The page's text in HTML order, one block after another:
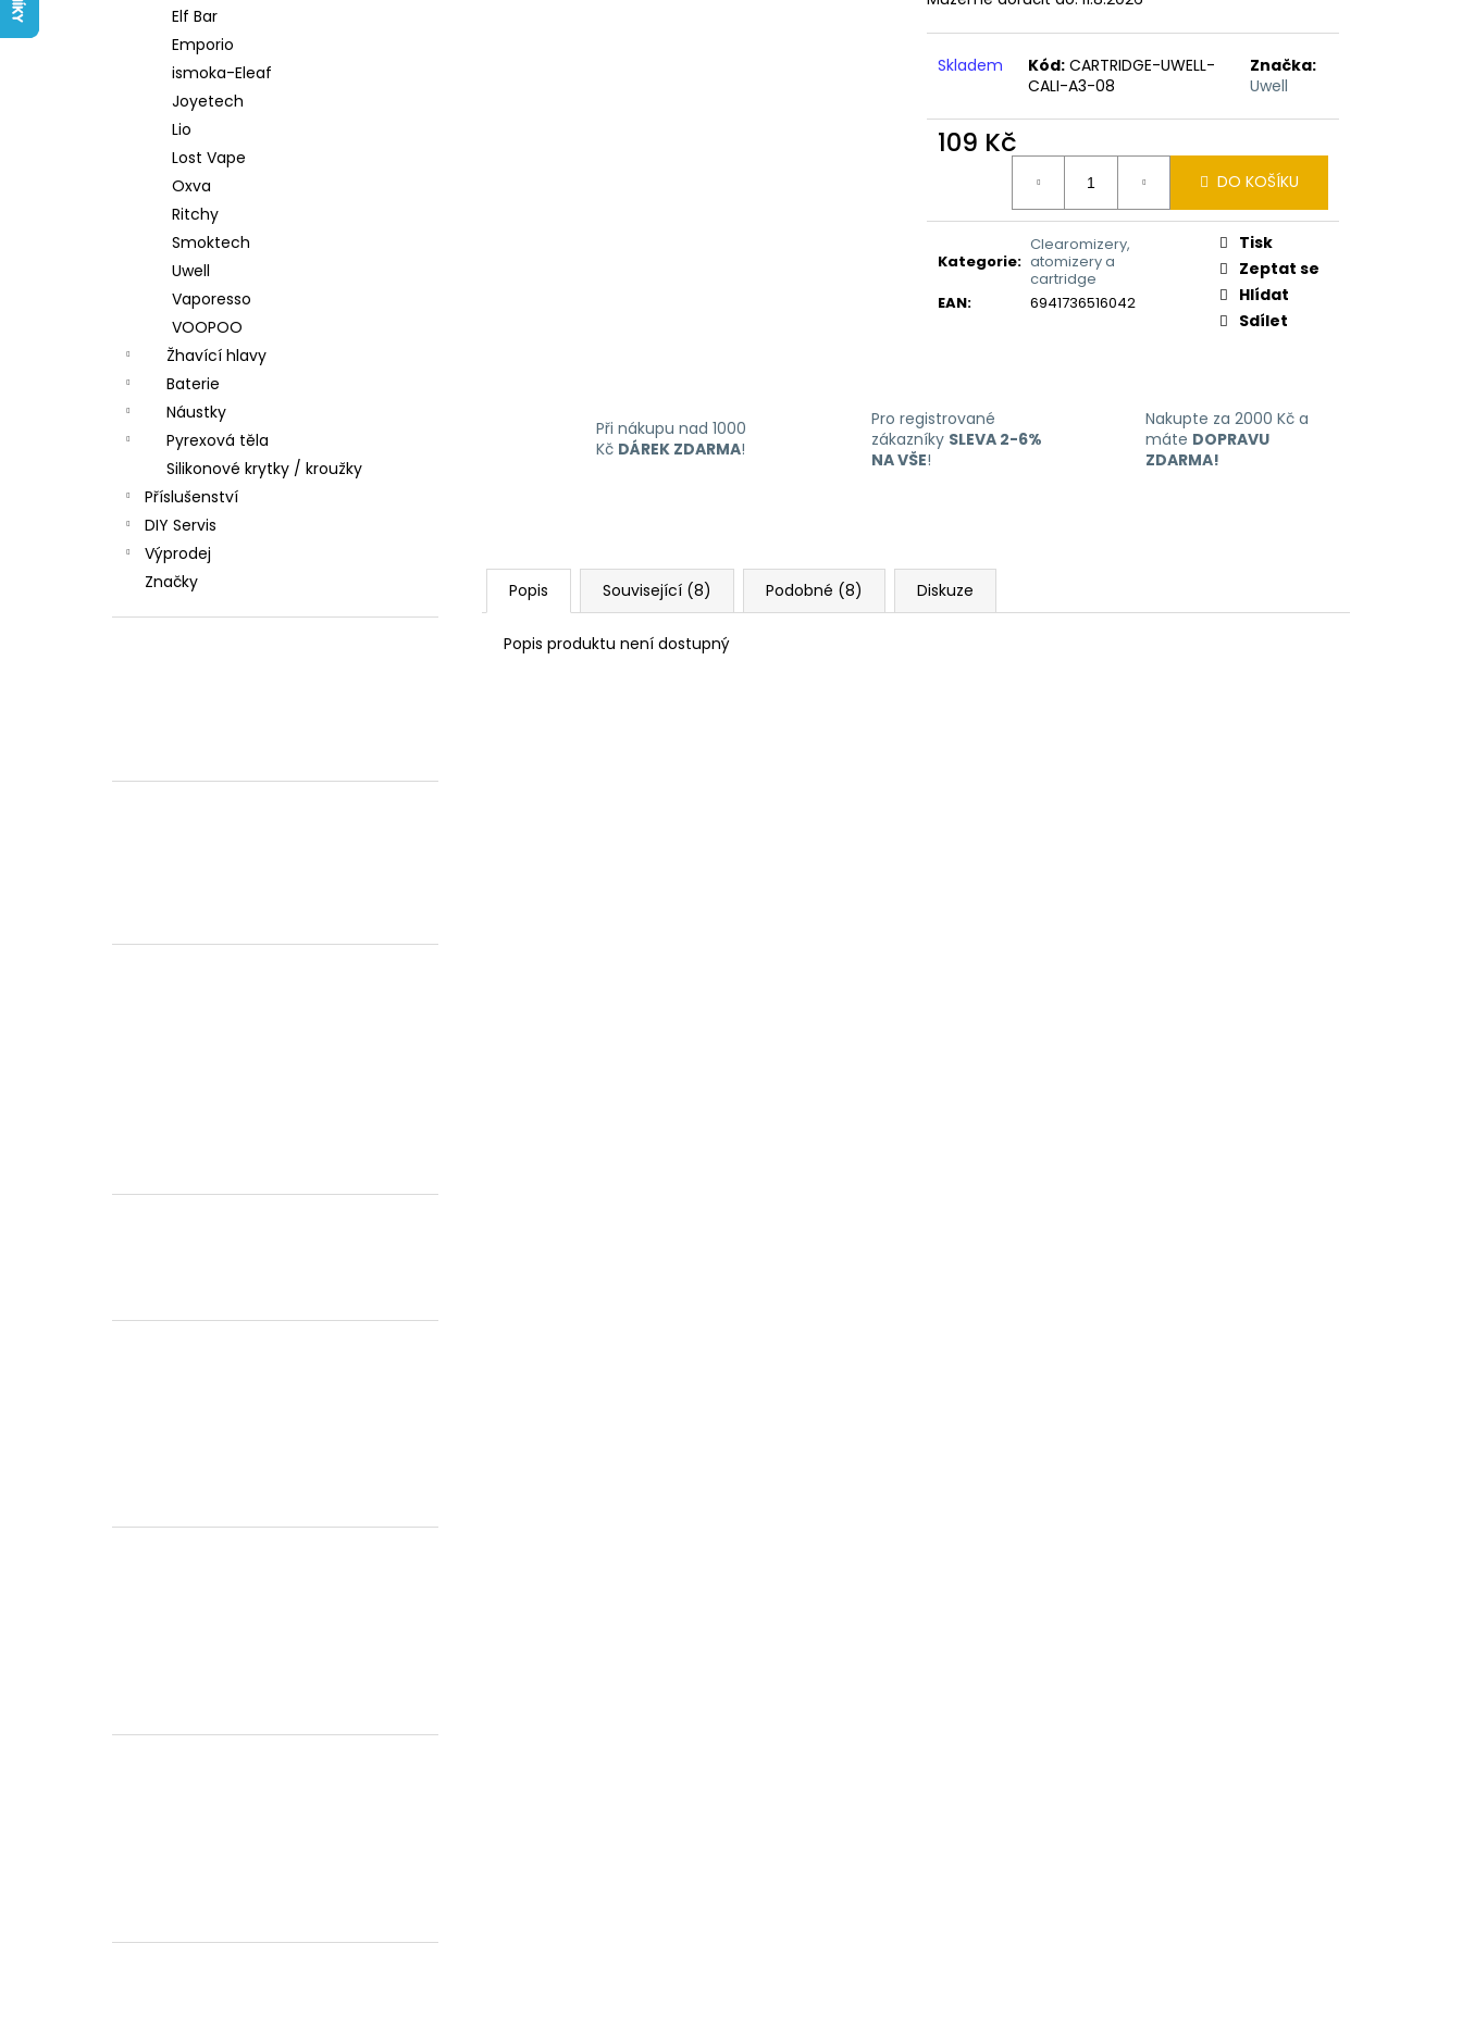
Elf Bar
Emporio
ismoka-Eleaf
Joyetech
Lio
Lost Vape
Oxva
Ritchy
Smoktech
Uwell
Vaporesso
VOOPOO
Žhavící hlavy
Baterie
Náustky
Pyrexová těla
Silikonové krytky / kroužky
Příslušenství
DIY Servis
Výprodej
Značky
Skladem Kód: CARTRIDGE-UWELL-
CALI-A3-08
Značka:
Uwell
109 Kč
DO KOŠÍKU
Kategorie:
Clearomizery,
atomizery a
cartridge
EAN: 6941736516042
Tisk
Zeptat se
Hlídat
Sdílet
Při nákupu nad 1000
Kč DÁREK ZDARMA!
Pro registrované
zákazníky SLEVA 2-6%
NA VŠE!
Nakupte za 2000 Kč a
máte DOPRAVU
ZDARMA!
Popis Související (8) Podobné (8) Diskuze
Popis produktu není dostupný
LIQUID ARAMAX 4PACK CIGAR
TOBACCO 4X10ML-18MG
558 Kč
LIQUID LIQUA AMERICAN BLEND 10ML-